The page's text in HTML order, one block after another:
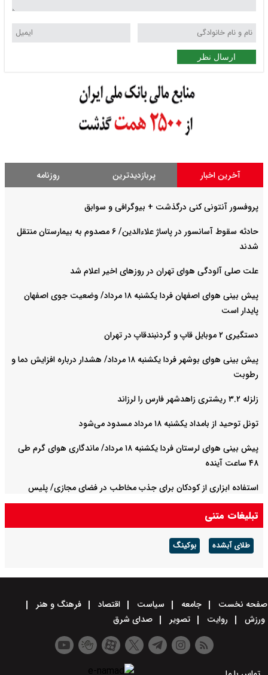
ارسال نظر
آخرین اخبار پربازدیدترین روزنامه
پروفسور آنتونی کنی درگذشت + بیوگرافی و سوابق
حادثه سقوط آسانسور در پاساژ علاءالدین/ ۶ مصدوم به بیمارستان منتقل
شدند
علت صلی آلودگی هوای تهران در روزهای اخیر اعلام شد
پیش بینی هوای اصفهان فردا یکشنبه ۱۸ مرداد/ وضعیت جوی اصفهان
پایدار است
دستگیری ۲ موبایل قاپ و گردنبندقاپ در تهران
پیش بینی هوای بوشهر فردا یکشنبه ۱۸ مرداد/ هشدار درباره افزایش دما و
رطوبت
زلزله ۳.۲ ریشتری زاهدشهر فارس را لرزاند
تونل توحید از بامداد یکشنبه ۱۸ مرداد مسدود می‌شود
پیش بینی هوای لرستان فردا یکشنبه ۱۸ مرداد/ ماندگاری هوای گرم طی
۴۸ ساعت آینده
استفاده ابزاری از کودکان برای جذب مخاطب در فضای مجازی/ پلیس
پایتخت اطلاعیه داد
تبلیغات متنی
طلای آبشده بوکینگ
صفحه نخست جامعه سیاست اقتصاد
فرهنگ و هنر
ورزش
روایت تصویر صدای شرق